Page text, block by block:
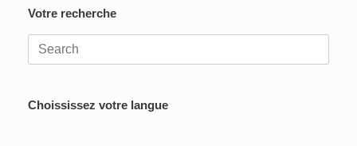
Votre recherche
Search
for:
Choississez votre langue